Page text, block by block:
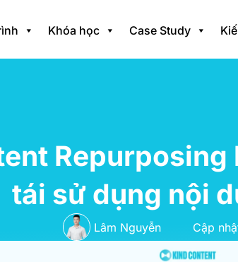
Khóa học Case Study
Repurposing
tái sử dụng nội
Lâm Nguyễn Cập